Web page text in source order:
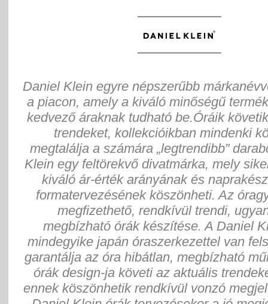
Daniel Klein egyre népszerűbb
a piacon, amely a kiváló minőségű
kedvező áraknak tudható be.Óráik
trendeket, kollekcióikban mindenki
megtalálja a számára „legtrendibb”
Klein egy feltörekvő divatmárka, mely
kiváló ár-érték arányának és
formatervezésének köszönheti. Az
megfizethető, rendkívül trendi,
megbízható órák készítése. A Daniel
mindegyike japán óraszerkezettel van
garantálja az óra hibátlan, megbízható
órák design-ja követi az aktuális
ennek köszönhetik rendkívül vonzó